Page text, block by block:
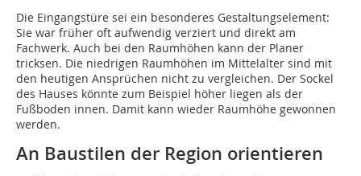
Die Eingangstüre sei ein besonderes Gestaltungselement:
Sie war früher oft aufwendig verziert und direkt am
Fachwerk. Auch bei den Raumhöhen kann der Planer
tricksen. Die niedrigen Raumhöhen im Mittelalter sind mit
den heutigen Ansprüchen nicht zu vergleichen. Der Sockel
des Hauses könnte zum Beispiel höher liegen als der
Fußboden innen. Damit kann wieder Raumhöhe gewonnen
werden.
An Baustilen der Region orientieren